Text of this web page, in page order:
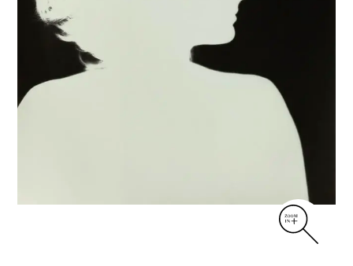
05_MONOTYPE
06_ARCHIVES